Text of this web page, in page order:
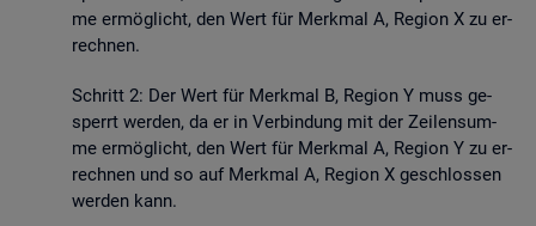
me er­mög­licht, den Wert für Merk­mal A, Re­gi­on X zu er­
rech­nen.
Schritt 2: Der Wert für Merk­mal B, Re­gi­on Y muss ge­
sperrt wer­den, da er in Ver­bin­dung mit der Zei­len­sum­
me er­mög­licht, den Wert für Merk­mal A, Re­gi­on Y zu er­
rech­nen und so auf Merk­mal A, Re­gi­on X ge­schlos­sen
wer­den kann.